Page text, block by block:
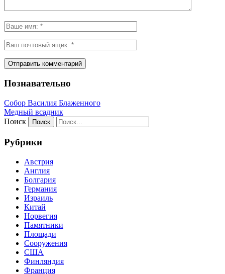
Познавательно
Собор Василия Блаженного
Медный всадник
Поиск
Рубрики
Австрия
Англия
Болгария
Германия
Израиль
Китай
Норвегия
Памятники
Площади
Сооружения
США
Финляндия
Франция